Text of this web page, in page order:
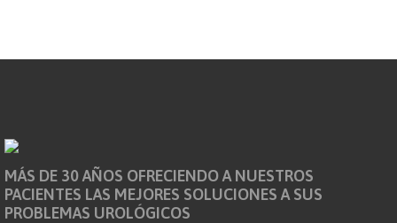
MÁS DE 30 AÑOS OFRECIENDO A NUESTROS
PACIENTES LAS MEJORES SOLUCIONES A SUS
PROBLEMAS UROLÓGICOS